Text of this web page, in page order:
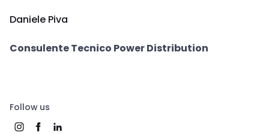
Daniele Piva
Consulente Tecnico Power Distribution
Follow us